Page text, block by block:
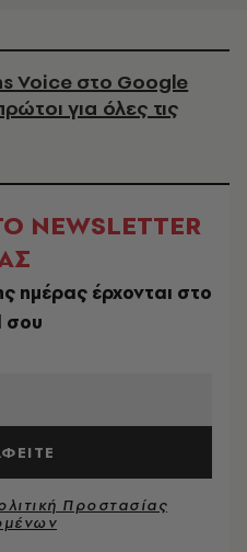
Voice στο Google
για όλες τις
NEWSLETTER
ημέρας έρχονται στο
σου
Προστασίας